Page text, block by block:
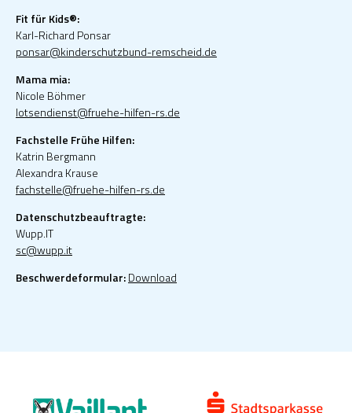
Fit für Kids®:
Karl-Richard Ponsar
ponsar@kinderschutzbund-remscheid.de
Mama mia:
Nicole Böhmer
lotsendienst@fruehe-hilfen-rs.de
Fachstelle Frühe Hilfen:
Katrin Bergmann
Alexandra Krause
fachstelle@fruehe-hilfen-rs.de
Datenschutzbeauftragte:
Wupp.IT
sc@wupp.it
Beschwerdeformular:Download